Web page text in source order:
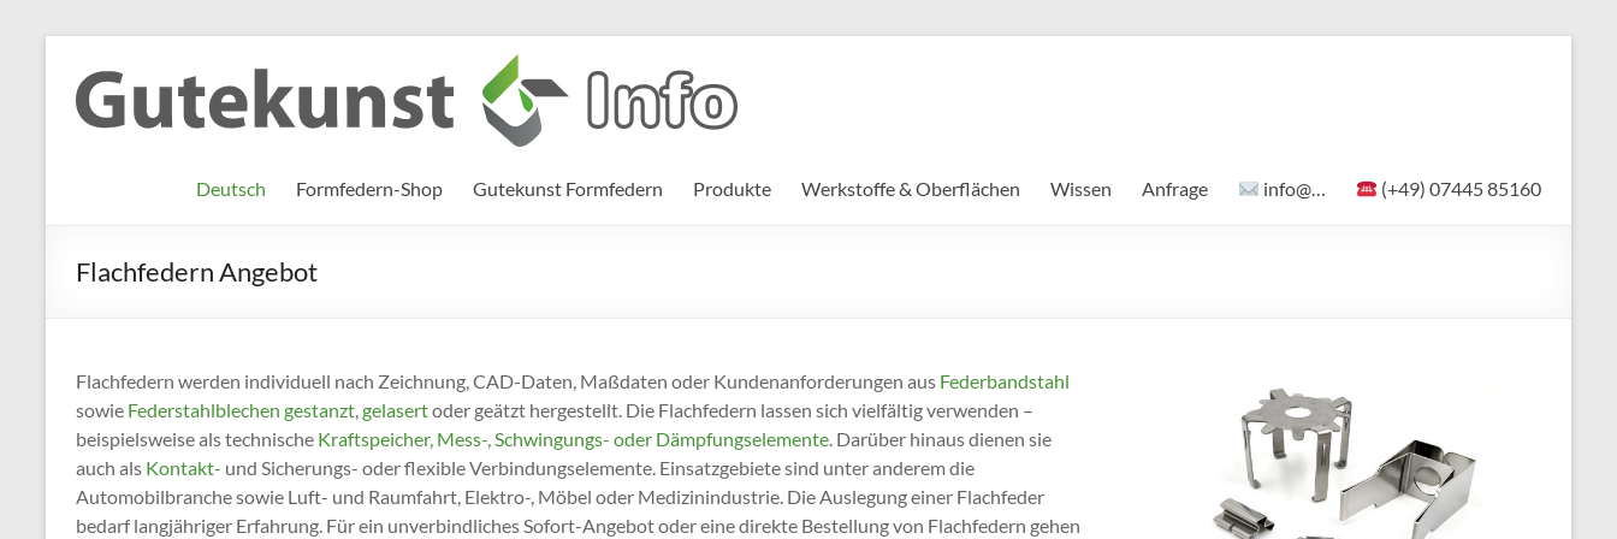
Inhalt
springen
Gutekunst
Formfedern
GmbH
Informationen
und
Wissenswertes
Deutsch Formfedern-Shop Gutekunst Formfedern Produkte Werkstoffe & Oberflächen Wissen Anfrage info@… (+49) 07445 85160
Flachfedern Angebot
Flachfedern werden individuell nach Zeichnung, CAD-Daten, Maßdaten oder Kundenanforderungen aus Federbandstahl
sowie Federstahlblechen gestanzt,gelasertoder geätzt hergestellt. Die Flachfedern lassen sich vielfältig verwenden –
beispielsweise als technische Kraftspeicher, Mess-, Schwingungs- oder Dämpfungselemente. Darüber hinaus dienen sie
auch als Kontakt- und Sicherungs- oder flexible Verbindungselemente. Einsatzgebiete sind unter anderem die
Automobilbranche sowie Luft- und Raumfahrt, Elektro-, Möbel oder Medizinindustrie. Die Auslegung einer Flachfeder
bedarf langjähriger Erfahrung. Für ein unverbindliches Sofort-Angebot oder eine direkte Bestellung von Flachfedern gehen